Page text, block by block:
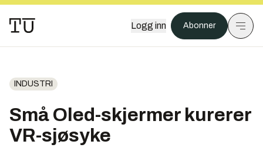
Logg inn Abonner
INDUSTRI
Små Oled-skjermer kurerer
VR-sjøsyke